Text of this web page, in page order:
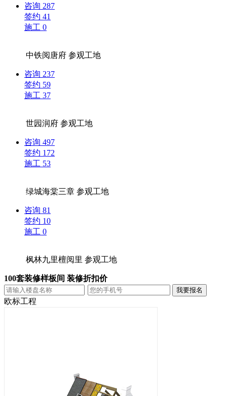
咨询 287
签约 41
施工 0
中铁阅唐府参观工地
咨询 237
签约 59
施工 37
世园润府参观工地
咨询 497
签约 172
施工 53
绿城海棠三章参观工地
咨询 81
签约 10
施工 0
枫林九里檀阅里参观工地
100套装修样板间 装修折扣价
欧标工程